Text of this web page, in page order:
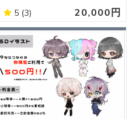
5 (3) 20,000円